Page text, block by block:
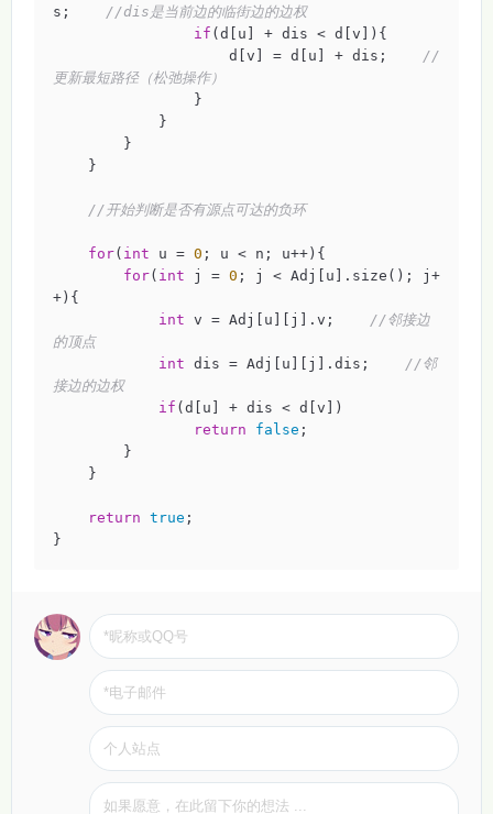
s; //dis是当前边的临街边的边权
if (d[u] + dis < d[v]){
d[v] = d[u] + dis; //
更新最短路径（松弛操作）
}
}
}
}
//开始判断是否有源点可达的负环
for( int u = 0 ; u < n; u++){
for( int j = 0 ; j < Adj[u].size(); j+
+){
int v = Adj[u][j].v; //邻接边
的顶点
int dis = Adj[u][j].dis; //邻
接边的边权
if (d[u] + dis < d[v])
return
false ;
}
}
return true ;
}